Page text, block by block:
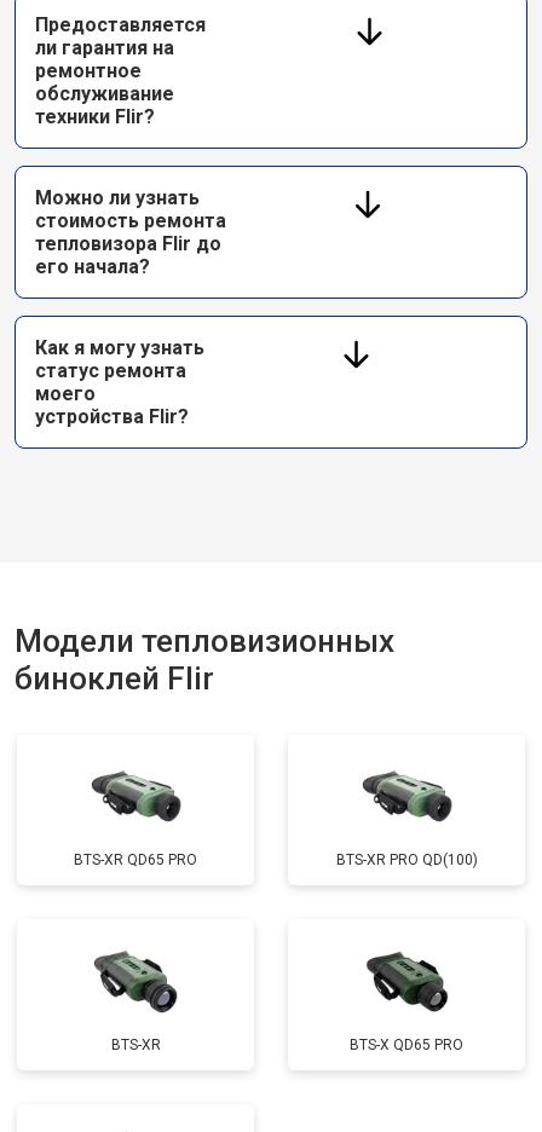
Предоставляется
ли гарантия на
ремонтное
обслуживание
техники Flir?
Можно ли узнать
стоимость ремонта
тепловизора Flir до
его начала?
Как я могу узнать
статус ремонта
моего
устройства Flir?
Модели тепловизионных
биноклей Flir
BTS-XR QD65 PRO BTS-XR PRO QD(100)
BTS-XR BTS-X QD65 PRO